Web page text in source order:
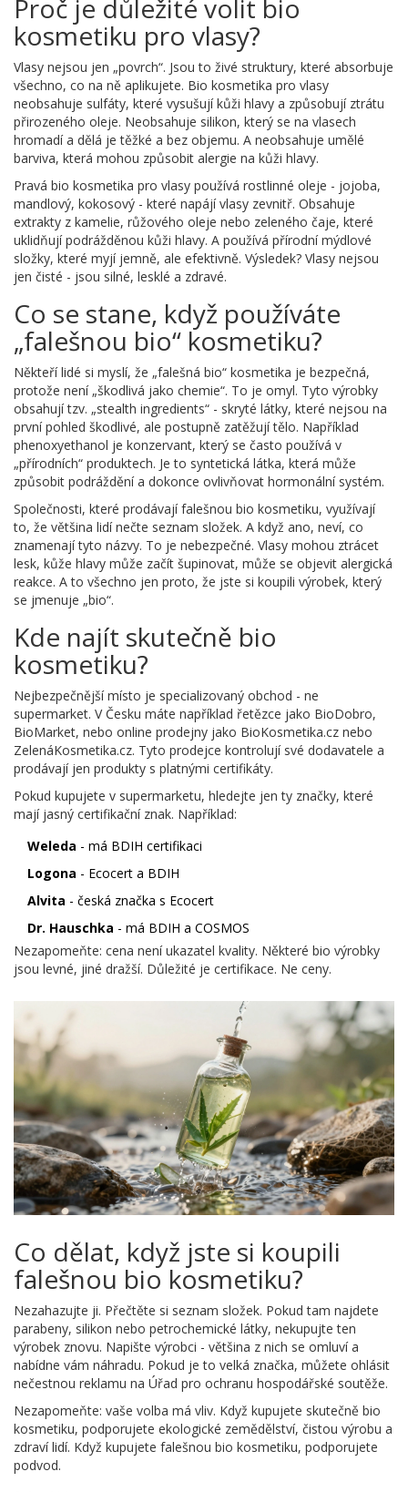
Proč je důležité volit bio
kosmetiku pro vlasy?
Vlasy nejsou jen „povrch“. Jsou to živé struktury, které absorbuje
všechno, co na ně aplikujete. Bio kosmetika pro vlasy
neobsahuje sulfáty, které vysušují kůži hlavy a způsobují ztrátu
přirozeného oleje. Neobsahuje silikon, který se na vlasech
hromadí a dělá je těžké a bez objemu. A neobsahuje umělé
barviva, která mohou způsobit alergie na kůži hlavy.
Pravá bio kosmetika pro vlasy používá rostlinné oleje - jojoba,
mandlový, kokosový - které napájí vlasy zevnitř. Obsahuje
extrakty z kamelie, růžového oleje nebo zeleného čaje, které
uklidňují podrážděnou kůži hlavy. A používá přírodní mýdlové
složky, které myjí jemně, ale efektivně. Výsledek? Vlasy nejsou
jen čisté - jsou silné, lesklé a zdravé.
Co se stane, když používáte
„falešnou bio“ kosmetiku?
Někteří lidé si myslí, že „falešná bio“ kosmetika je bezpečná,
protože není „škodlivá jako chemie“. To je omyl. Tyto výrobky
obsahují tzv. „stealth ingredients“ - skryté látky, které nejsou na
první pohled škodlivé, ale postupně zatěžují tělo. Například
phenoxyethanol je konzervant, který se často používá v
„přírodních“ produktech. Je to syntetická látka, která může
způsobit podráždění a dokonce ovlivňovat hormonální systém.
Společnosti, které prodávají falešnou bio kosmetiku, využívají
to, že většina lidí nečte seznam složek. A když ano, neví, co
znamenají tyto názvy. To je nebezpečné. Vlasy mohou ztrácet
lesk, kůže hlavy může začít šupinovat, může se objevit alergická
reakce. A to všechno jen proto, že jste si koupili výrobek, který
se jmenuje „bio“.
Kde najít skutečně bio
kosmetiku?
Nejbezpečnější místo je specializovaný obchod - ne
supermarket. V Česku máte například řetězce jako BioDobro,
BioMarket, nebo online prodejny jako BioKosmetika.cz nebo
ZelenáKosmetika.cz. Tyto prodejce kontrolují své dodavatele a
prodávají jen produkty s platnými certifikáty.
Pokud kupujete v supermarketu, hledejte jen ty značky, které
mají jasný certifikační znak. Například:
Weleda - má BDIH certifikaci
Logona - Ecocert a BDIH
Alvita - česká značka s Ecocert
Dr. Hauschka - má BDIH a COSMOS
Nezapomeňte: cena není ukazatel kvality. Některé bio výrobky
jsou levné, jiné dražší. Důležité je certifikace. Ne ceny.
Co dělat, když jste si koupili
falešnou bio kosmetiku?
Nezahazujte ji. Přečtěte si seznam složek. Pokud tam najdete
parabeny, silikon nebo petrochemické látky, nekupujte ten
výrobek znovu. Napište výrobci - většina z nich se omluví a
nabídne vám náhradu. Pokud je to velká značka, můžete ohlásit
nečestnou reklamu na Úřad pro ochranu hospodářské soutěže.
Nezapomeňte: vaše volba má vliv. Když kupujete skutečně bio
kosmetiku, podporujete ekologické zemědělství, čistou výrobu a
zdraví lidí. Když kupujete falešnou bio kosmetiku, podporujete
podvod.